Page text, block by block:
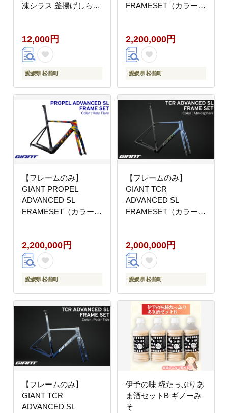
凍シラス 釜揚げしらす
釜揚げしらす 惣菜 弁当
簡単調理 ごはんのお供
加工品 海の幸 しらす丼
グルメ 食品 魚介 小魚
たまご 訳あり商品 愛媛
県 松前町
12,000円
愛媛県 松前町
FRAMESET（カラー：
自転車 レース カーボン
東レ
2,200,000円
愛媛県 松前町
【フレームのみ】
GIANT PROPEL
ADVANCED SL
FRAMESET（カラー：
転車 レース カーボン
東レ
2,200,000円
愛媛県 松前町
【フレームのみ】
GIANT TCR
ADVANCED SL
FRAMESET（カラー：
自転車 レース カーボン
東レ
2,000,000円
愛媛県 松前町
【フレームのみ】
GIANT TCR
ADVANCED SL
伊予の味 糀たっぷりあ
ま酒セットB ギノーみ
そ